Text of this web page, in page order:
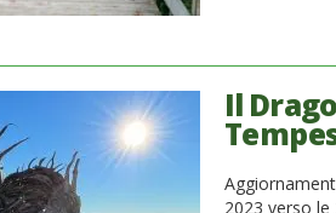
Il
2023 verso